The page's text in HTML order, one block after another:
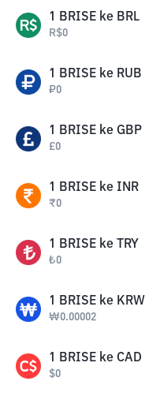
1 BRISE ke BRL
R$0
1 BRISE ke RUB
₽0
1 BRISE ke GBP
£0
1 BRISE ke INR
₹0
1 BRISE ke TRY
₺0
1 BRISE ke KRW
₩0.00002
1 BRISE ke CAD
$0